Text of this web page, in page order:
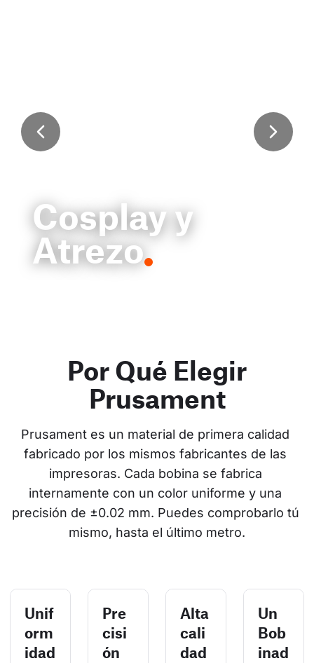
Cosplay y
Atrezo
Por Qué Elegir
Prusament
Prusament es un material de primera calidad
fabricado por los mismos fabricantes de las
impresoras. Cada bobina se fabrica
internamente con un color uniforme y una
precisión de ±0.02 mm. Puedes comprobarlo tú
mismo, hasta el último metro.
Unif
orm
idad
Pre
cisi
ón
Alta
cali
dad
Un
Bob
inad